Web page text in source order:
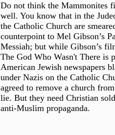
Do not think the Mammonites
well. You know that in the
the Catholic Church are
counterpoint to Mel Gibson’s
Messiah; but while Gibson’s
The God Who Wasn't There is
American Jewish newspapers
under Nazis on the Catholic
agreed to remove a church
lie. But they need Christian
anti-Muslim propaganda.